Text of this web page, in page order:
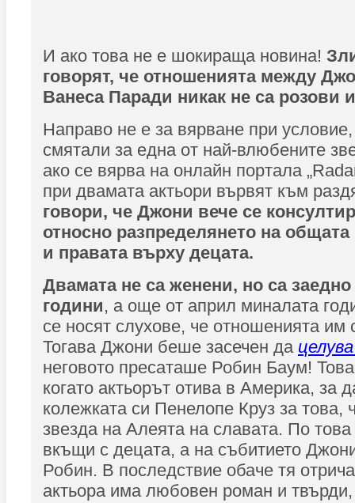
И ако това не е шокираща новина!
говорят, че отношенията между
Ванеса Паради никак не са
Направо не е за вярване при
смятали за една от най-влюбените
ако се вярва на онлайн портала
при двамата актьори вървят към
говори, че Джони вече се
относно разпределянето на
и правата върху децата.
Двамата не са женени, но са
години, а още от април миналата
се носят слухове, че отношенията им
Тогава Джони беше засечен да
неговото пресаташе Робин Баум!
когато актьорът отива в Америка, за
колежката си Пенелопе Круз за това,
звезда на Алеята на славата. По
вкъщи с децата, а на събитието
Робин. В последствие обаче тя
актьора има любовен роман и